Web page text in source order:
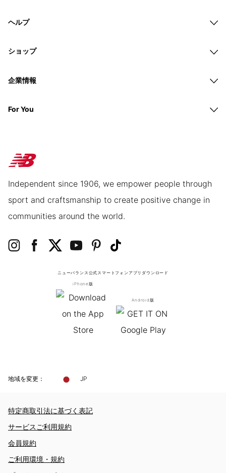
ヘルプ
ショップ
企業情報
For You
Independent since 1906, we empower people through
sport and craftsmanship to create positive change in
communities around the world.
ニューバランス公式スマートフォンアプリ ダウンロード
iPhone版
Android版
地域を変更： JP
特定商取引法に基づく表記
サービスご利用規約
会員規約
ご利用環境・規約